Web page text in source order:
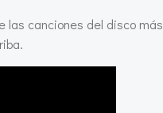
las canciones del disco más